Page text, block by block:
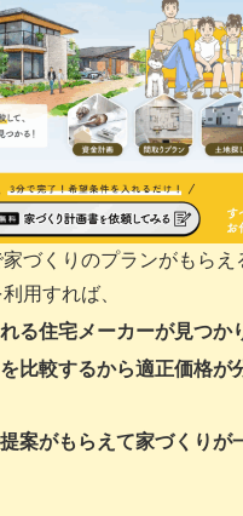
づくりのプランがもらえ
用すれば、
る住宅メーカーが見つか
比較するから適正価格が
案がもらえて家づくりが